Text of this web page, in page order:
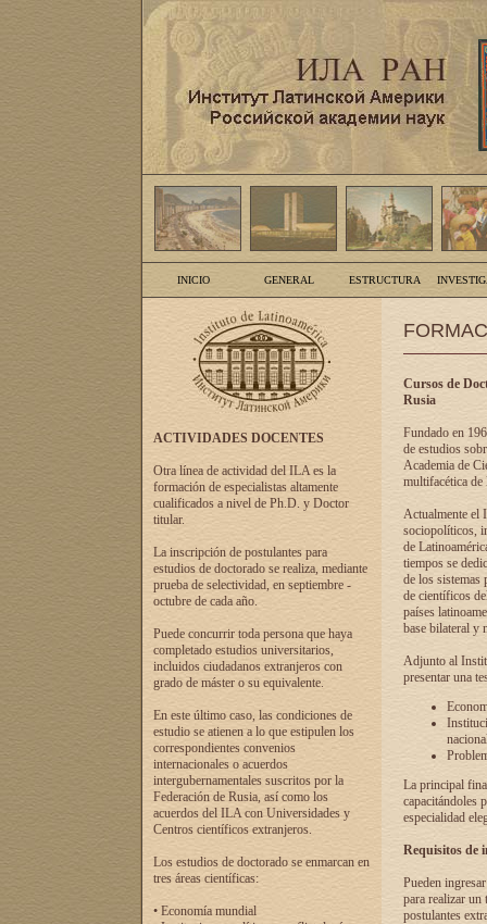
INICIO GENERAL ESTRUCTURA
ACTIVIDADES DOCENTES
Otra línea de actividad del ILA es la
formación de especialistas altamente
cualificados a nivel de Ph.D. y Doctor
titular.
La inscripción de postulantes para
estudios de doctorado se realiza, mediante
prueba de selectividad, en septiembre -
octubre de cada año.
Puede concurrir toda persona que haya
completado estudios universitarios,
incluidos ciudadanos extranjeros con
grado de máster o su equivalente.
En este último caso, las condiciones de
estudio se atienen a lo que estipulen los
correspondientes convenios
internacionales o acuerdos
intergubernamentales suscritos por la
Federación de Rusia, así como los
acuerdos del ILA con Universidades y
Centros científicos extranjeros.
Los estudios de doctorado se enmarcan en
tres áreas científicas:
• Economía mundial
Cursos de
Rusia
Fundado en
de estudios
Academia de
multifacética de
Actualmente el
sociopolíticos,
de
tiempos se
de los sistemas
de científicos
países
base bilateral y
Adjunto al
presentar una
La principal
capacitándoles
especialidad
Requisitos de
Pueden
para realizar un
postulantes